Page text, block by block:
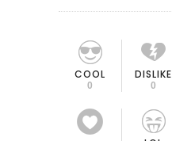
COOL
0
DISLIKE
0